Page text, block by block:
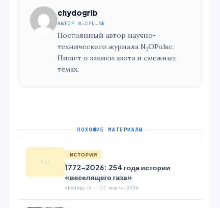
chydogrib
АВТОР N₂OPULSE
Постоянный автор научно-
технического журнала N₂OPulse.
Пишет о закиси азота и смежных
темах.
ПОХОЖИЕ МАТЕРИАЛЫ
N₂O
ИСТОРИЯ
1772–2026: 254 года истории
«веселящего газа»
chydogrib · 12 марта 2026